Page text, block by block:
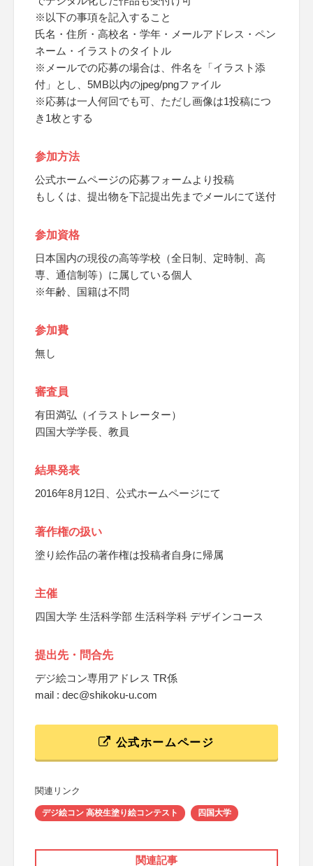
※以下の事項を記入すること
氏名・住所・高校名・学年・メールアドレス・ペン
ネーム・イラストのタイトル
※メールでの応募の場合は、件名を「イラスト添
付」とし、5MB以内のjpeg/pngファイル
※応募は一人何回でも可、ただし画像は1投稿につ
き1枚とする
参加方法
公式ホームページの応募フォームより投稿
もしくは、提出物を下記提出先までメールにて送付
参加資格
日本国内の現役の高等学校（全日制、定時制、高
専、通信制等）に属している個人
※年齢、国籍は不問
参加費
無し
審査員
有田満弘（イラストレーター）
四国大学学長、教員
結果発表
2016年8月12日、公式ホームページにて
著作権の扱い
塗り絵作品の著作権は投稿者自身に帰属
主催
四国大学 生活科学部 生活科学科 デザインコース
提出先・問合先
デジ絵コン専用アドレス TR係
mail : dec@shikoku-u.com
公式ホームページ
関連リンク
デジ絵コン 高校生塗り絵コンテスト 四国大学
関連記事